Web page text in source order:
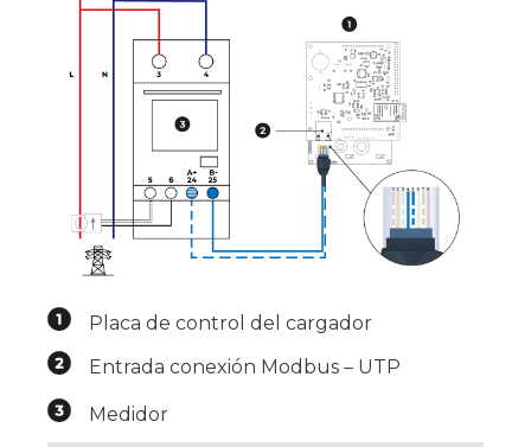
Placa de control del cargador
Entrada conexión Modbus – UTP
Medidor